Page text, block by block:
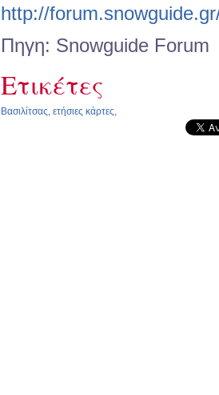
http://
Πηγη: Snowguide Forum
Ετικέτες
Βασιλίτσας, ετήσιες κάρτες,